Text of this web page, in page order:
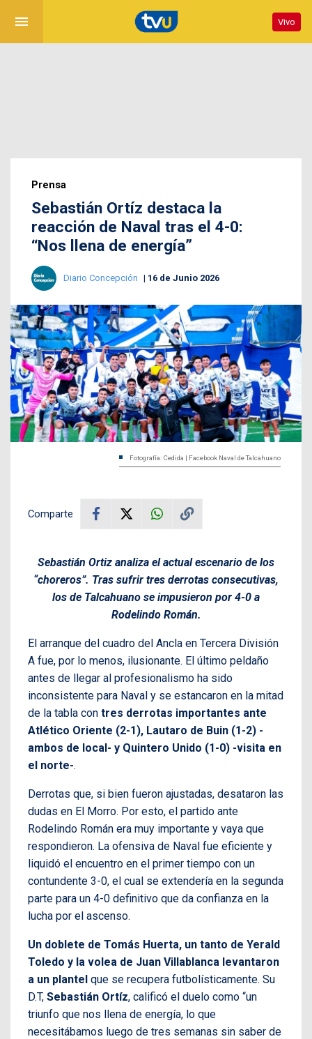
menu Vivo
Prensa
Sebastián Ortíz destaca la
reacción de Naval tras el 4-0:
“Nos llena de energía”
Diario Concepción 16 de Junio 2026
Fotografía: Cedida | Facebook Naval de Talcahuano
Comparte
Sebastián Ortiz analiza el actual escenario de los
“choreros”. Tras sufrir tres derrotas consecutivas,
los de Talcahuano se impusieron por 4-0 a
Rodelindo Román.
El arranque del cuadro del Ancla en Tercera División
A fue, por lo menos, ilusionante. El último peldaño
antes de llegar al profesionalismo ha sido
inconsistente para Naval y se estancaron en la mitad
de la tabla con tres derrotas importantes ante
Atlético Oriente (2-1), Lautaro de Buin (1-2) -
ambos de local- y Quintero Unido (1-0) -visita en
el norte-.
Derrotas que, si bien fueron ajustadas, desataron las
dudas en El Morro. Por esto, el partido ante
Rodelindo Román era muy importante y vaya que
respondieron. La ofensiva de Naval fue eficiente y
liquidó el encuentro en el primer tiempo con un
contundente 3-0, el cual se extendería en la segunda
parte para un 4-0 definitivo que da confianza en la
lucha por el ascenso.
Un doblete de Tomás Huerta, un tanto de Yerald
Toledo y la volea de Juan Villablanca levantaron
a un plantel que se recupera futbolísticamente. Su
D.T, Sebastián Ortíz, calificó el duelo como “un
triunfo que nos llena de energía, lo que
necesitábamos luego de tres semanas sin saber de